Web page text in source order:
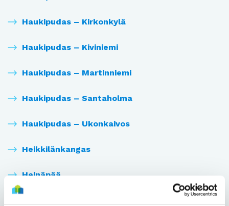
Haukipudas – Kirkonkylä
Haukipudas – Kiviniemi
Haukipudas – Martinniemi
Haukipudas – Santaholma
Haukipudas – Ukonkaivos
Heikkilänkangas
Heinäpää